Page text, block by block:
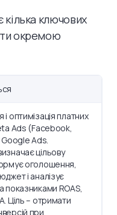
ключових
окремою
оптимізація платних
Ads (Facebook,
Ads.
цільову
оголошення,
і аналізує
показниками ROAS,
Ціль – отримати
при